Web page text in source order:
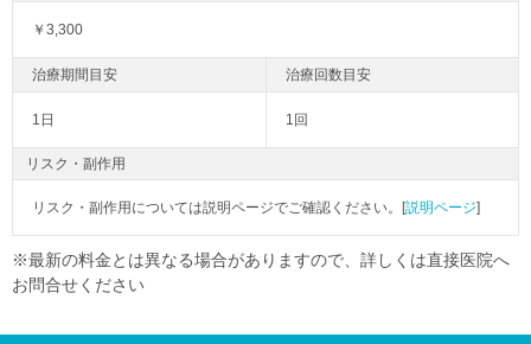
￥3,300
1日 1回
リスク・副作用
リスク・副作用については説明ページでご確認ください。[説明ページ]
※最新の料金とは異なる場合がありますので、詳しくは直接医院へ
お問合せください